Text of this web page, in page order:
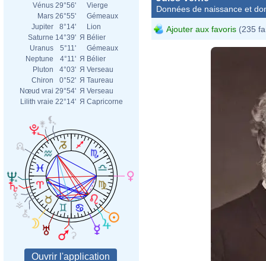
Vénus 29°56'
Vierge
Mars 26°55'
Gémeaux
Jupiter
8°14'
Lion
Saturne 14°39' Я Bélier
Uranus
5°11'
Gémeaux
Neptune
4°11' Я Bélier
Pluton
4°03' Я Verseau
Chiron
0°52' Я Taureau
Nœud vrai 29°54' Я Verseau
Lilith vraie 22°14' Я Capricorne
Données de naissance et
Ajouter aux favoris (235